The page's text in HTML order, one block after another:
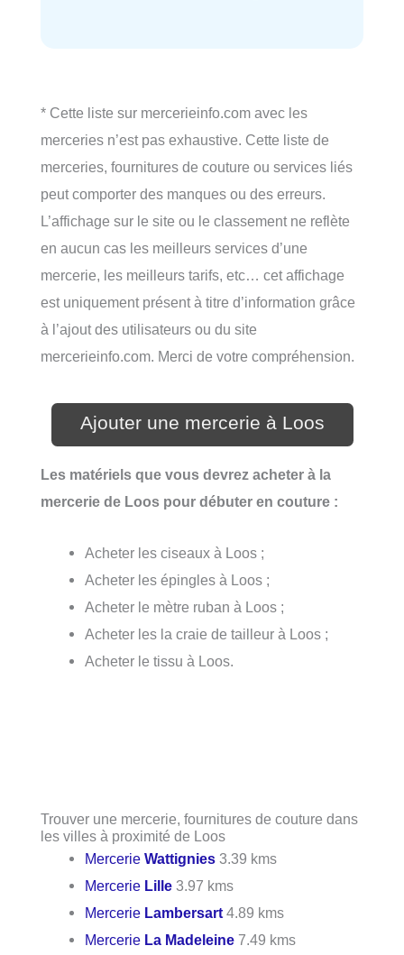
* Cette liste sur mercerieinfo.com avec les
merceries n’est pas exhaustive. Cette liste de
merceries, fournitures de couture ou services liés
peut comporter des manques ou des erreurs.
L’affichage sur le site ou le classement ne reflète
en aucun cas les meilleurs services d’une
mercerie, les meilleurs tarifs, etc… cet affichage
est uniquement présent à titre d’information grâce
à l’ajout des utilisateurs ou du site
mercerieinfo.com. Merci de votre compréhension.
Ajouter une mercerie à Loos
Les matériels que vous devrez acheter à la
mercerie de Loos pour débuter en couture :
Acheter les ciseaux à Loos ;
Acheter les épingles à Loos ;
Acheter le mètre ruban à Loos ;
Acheter les la craie de tailleur à Loos ;
Acheter le tissu à Loos.
Trouver une mercerie, fournitures de couture dans
les villes à proximité de Loos
MercerieWattignies 3.39 kms
Mercerie Lille 3.97 kms
Mercerie Lambersart 4.89 kms
Mercerie La Madeleine 7.49 kms